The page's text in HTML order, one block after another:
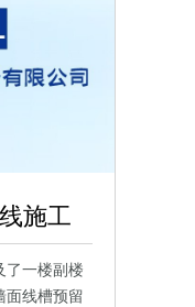
施工
了一楼副楼
面线槽预留